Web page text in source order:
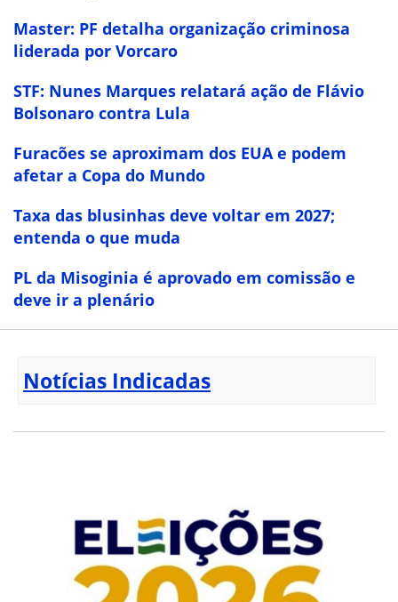
Master: PF detalha organização criminosa
liderada por Vorcaro
STF: Nunes Marques relatará ação de Flávio
Bolsonaro contra Lula
Furacões se aproximam dos EUA e podem
afetar a Copa do Mundo
Taxa das blusinhas deve voltar em 2027;
entenda o que muda
PL da Misoginia é aprovado em comissão e
deve ir a plenário
Notícias Indicadas